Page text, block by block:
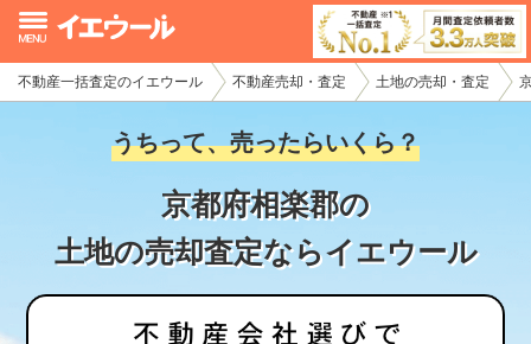
不動産一括査定のイエウール 不動産売却・査定 土地の売却・査定
うちって、売ったらいくら？
京都府相楽郡の
土地の売却査定ならイエウール
イエウール加盟希望の不動産会社様
初めての方へ
不動産の売却・一括査定
家査定シミュレーター